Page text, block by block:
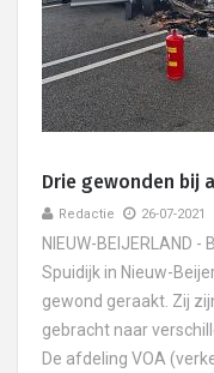
Drie gewonden bij
Redactie 26-07-2021
NIEUW-BEIJERLAND
Spuidijk in Nieuw-
gewond geraakt. Zij
gebracht naar
De afdeling VOA